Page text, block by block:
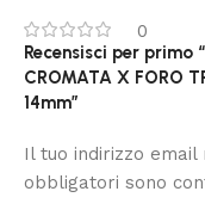
0
Recensisci per primo
CROMATA X FORO
14mm”
Il tuo indirizzo
obbligatori sono